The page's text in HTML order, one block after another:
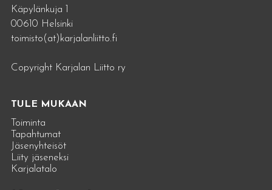
Käpylänkuja 1
00610 Helsinki
toimisto(at)karjalanliitto.fi
Copyright Karjalan Liitto ry
TULE MUKAAN
Toiminta
Tapahtumat
Jäsenyhteisöt
Liity jäseneksi
Karjalatalo